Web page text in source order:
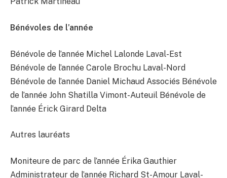
Bénévoles de l’année
Bénévole de l’année Michel Lalonde Laval-Est
Bénévole de l’année Carole Brochu Laval-Nord
Bénévole de l’année Daniel Michaud Associés Bénévole
de l’année John Shatilla Vimont-Auteuil Bénévole de
l’année Érick Girard Delta
Autres lauréats
Moniteure de parc de l’année Érika Gauthier
Administrateur de l’année Richard St-Amour Laval-